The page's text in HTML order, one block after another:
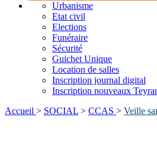
Urbanisme
Etat civil
Elections
Funéraire
Sécurité
Guichet Unique
Location de salles
Inscription journal digital
Inscription nouveaux
Accueil > SOCIAL > CCAS > Veille